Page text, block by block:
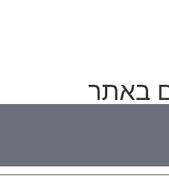
באתר